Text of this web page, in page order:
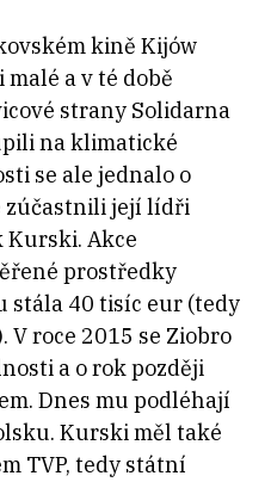
kině Kijów
a v té době
strany Solidarna
na klimatické
se ale jednalo o
zúčastnili její lídři
Kurski. Akce
prostředky
stála 40 tisíc eur (tedy
roce 2015 se Ziobro
a o rok později
Dnes mu podléhají
Kurski měl také
TVP, tedy státní